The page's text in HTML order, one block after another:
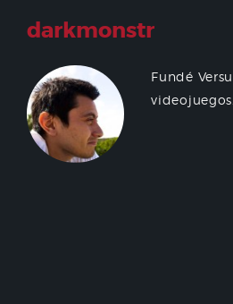
darkmonstr
Fundé
videojuegos.